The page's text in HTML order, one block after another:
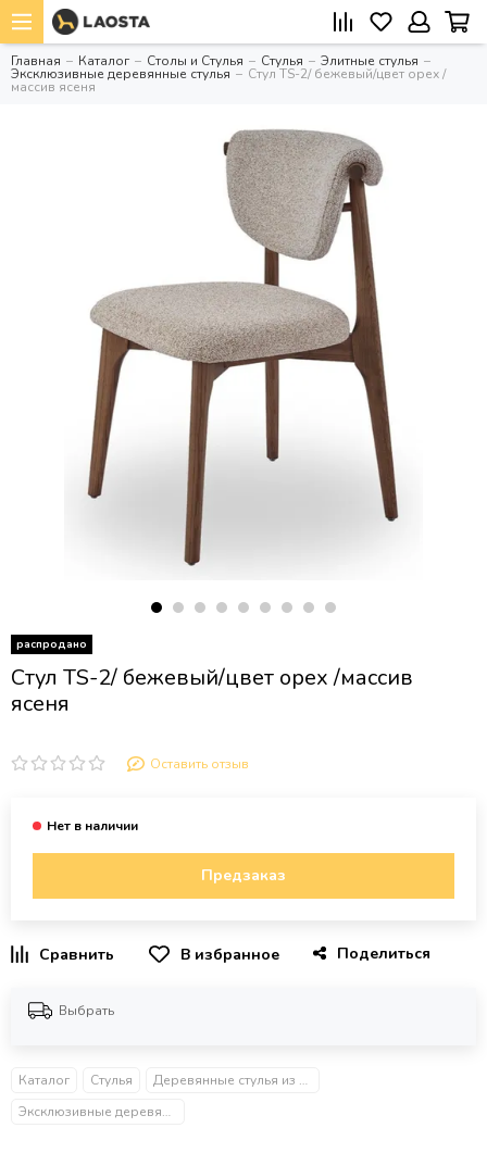
Главная Каталог Столы и Стулья Стулья Элитные стулья
Эксклюзивные деревянные стулья Стул TS-2/ бежевый/цвет орех /
массив ясеня
распродано
Стул TS-2/ бежевый/цвет орех /массив
ясеня
Оставить отзыв
Предзаказ
В избранное Поделиться
Выбрать
Каталог Стулья
Деревянные стулья из массива
Эксклюзивные деревянные стулья